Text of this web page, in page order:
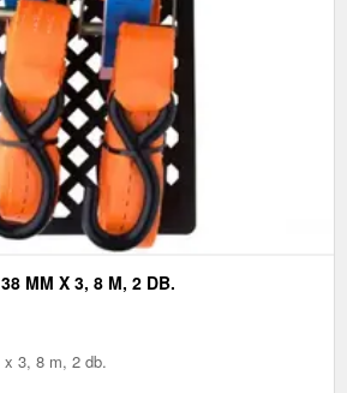
MM X 3, 8 M, 2 DB.
3, 8 m, 2 db.